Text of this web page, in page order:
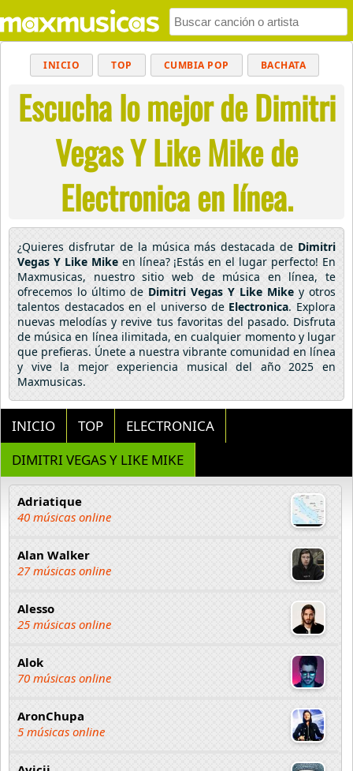
INICIO TOP CUMBIA POP BACHATA
MUSICA CRISTIANA REGGAETON
BALADAS ALTERNATIVO ELECTRÓNICA
CUMBIAS
Escucha lo mejor de Dimitri
Vegas Y Like Mike de
Electronica en línea.
¿Quieres disfrutar de la música más destacada de Dimitri
Vegas Y Like Mikeen línea? ¡Estás en el lugar perfecto! En
Maxmusicas, nuestro sitio web de música en línea, te
ofrecemos lo último de Dimitri Vegas Y Like Mike y otros
talentos destacados en el universo de Electronica. Explora
nuevas melodías y revive tus favoritas del pasado. Disfruta
de música en línea ilimitada, en cualquier momento y lugar
que prefieras. Únete a nuestra vibrante comunidad en línea
y vive la mejor experiencia musical del año 2025 en
Maxmusicas.
INICIO TOP
ELECTRONICA
DIMITRI VEGAS Y LIKE MIKE
Adriatique
40 músicas online
Alan Walker
27 músicas online
Alesso
25 músicas online
Alok
70 músicas online
AronChupa
5 músicas online